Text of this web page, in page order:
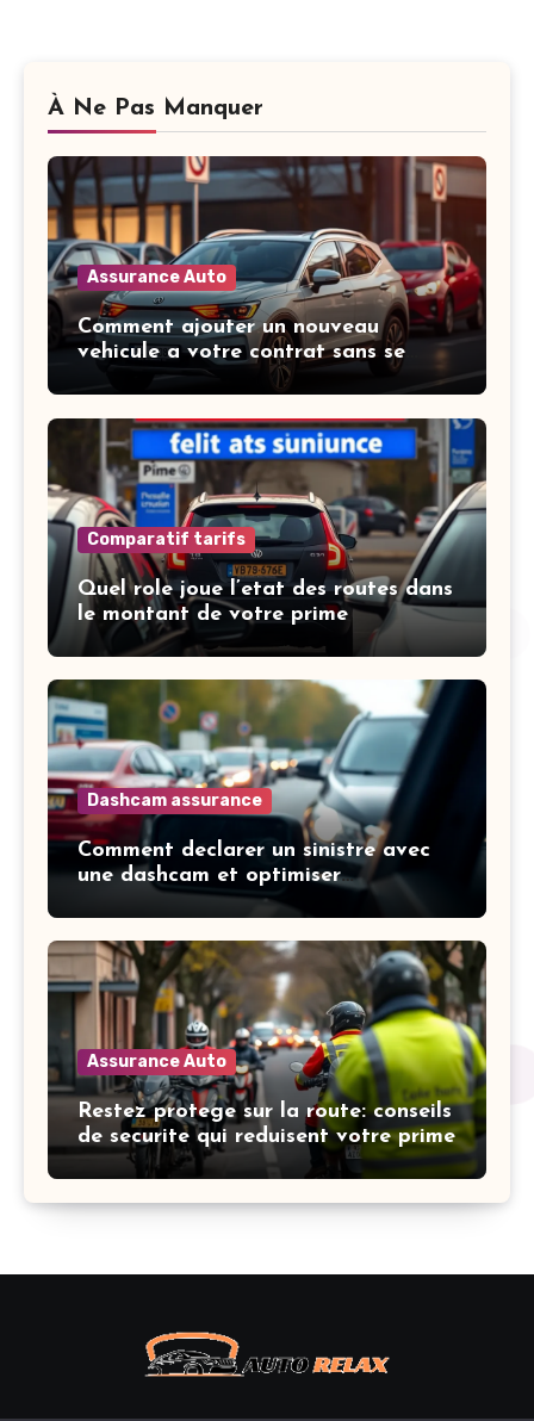
À Ne Pas Manquer
Assurance Auto
Comment ajouter un nouveau
vehicule a votre contrat sans se
tromper
Comparatif tarifs
Quel role joue l’etat des routes dans
le montant de votre prime
Dashcam assurance
Comment declarer un sinistre avec
une dashcam et optimiser
l’indemnisation
Assurance Auto
Restez protege sur la route: conseils
de securite qui reduisent votre prime